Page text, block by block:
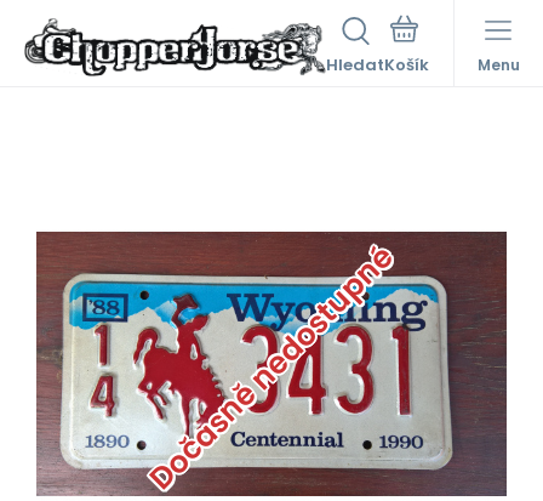
Hledat Menu
Dočasně nedostupné